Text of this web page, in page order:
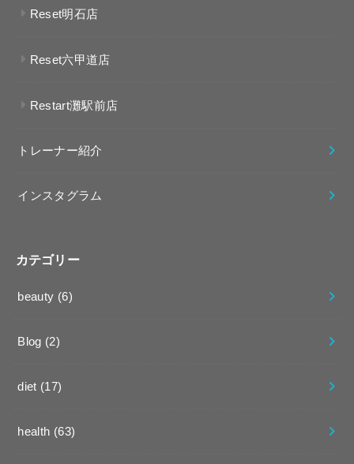
Reset明石店
Reset六甲道店
Restart灘駅前店
トレーナー紹介
インスタグラム
カテゴリー
beauty (6)
Blog (2)
diet (17)
health (63)